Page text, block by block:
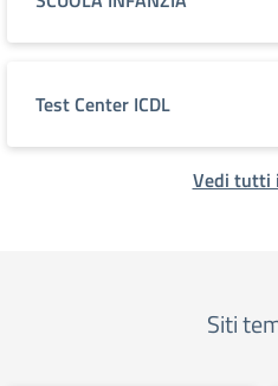
Test Center ICDL
Vedi tutti
Siti